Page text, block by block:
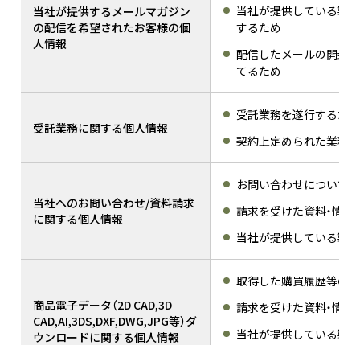
当社が提供するメールマガジン
の配信を希望されたお客様の個
人情報
当社が提供している製
するため
配信したメールの開封
てるため
受託業務に関する個人情報
受託業務を遂行するため
契約上定められた業務
当社へのお問い合わせ/資料請求
に関する個人情報
お問い合わせについて
請求を受けた資料・情
当社が提供している製
商品電子データ（2D CAD,3D
CAD,AI,3DS,DXF,DWG,JPG等）ダ
ウンロードに関する個人情報
取得した購買履歴等の
請求を受けた資料・情
当社が提供している製